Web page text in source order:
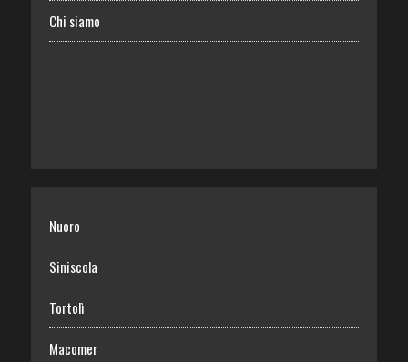
Chi siamo
Nuoro
Siniscola
Tortolì
Macomer